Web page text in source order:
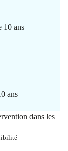
10 ans
ans
dans les